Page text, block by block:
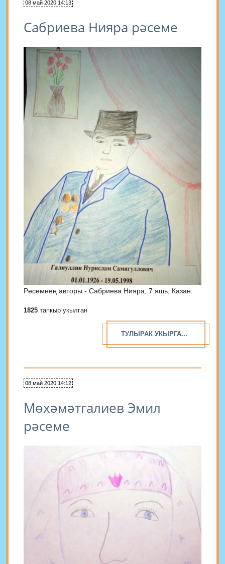
08 май 2020 14:13
Сабриева Нияра рәсеме
Рәсемнең авторы - Сабриева Нияра, 7 яшь, Казан.
1825 тапкыр укылган
ТУЛЫРАК УКЫРГА...
08 май 2020 14:12
Мөхәмәтгалиев Эмил
рәсеме